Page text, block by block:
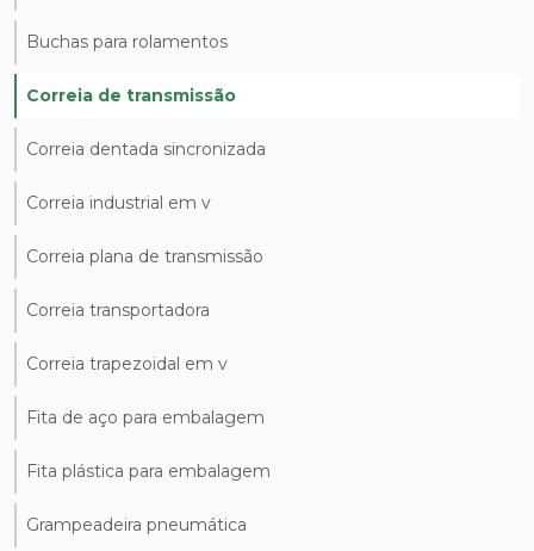
Buchas para rolamentos
Correia de transmissão
Correia dentada sincronizada
Correia industrial em v
Correia plana de transmissão
Correia transportadora
Correia trapezoidal em v
Fita de aço para embalagem
Fita plástica para embalagem
Grampeadeira pneumática